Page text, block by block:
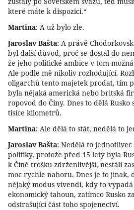
které máte k dispozici.“
Martina: A už bylo zle.
Jaroslav Bašta: A právě
byl další důvod, proč se dostal do
že jeho politické ambice v tom
Ale podle mě nikoliv rozhodující.
oligarchů tento majetek prodat, tím
byla nějaká americká nebo britská
ropovod do Číny. Dnes to dělá
tisíce kilometrů.
Martina: Ale dělá to stát, nedělá to
Jaroslav Bašta: Nedělá to
politiky, protože před 15 lety byla
k Číně trošku zdrženlivější, nestáli
moc rychle nahoru. Dnes je to jinak,
nějaký modus vivendi, kdy to vypadá
ekonomický tahoun, zatímco Rusko
odstrašující část toho spojenectví.